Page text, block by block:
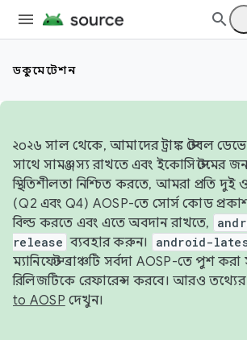
ডকুমেন্টেশন
২০২৬ সাল থেকে, আমাদের ট্রাঙ্ক স্টেবল
সাথে সামঞ্জস্য রাখতে এবং ইকোসিস্টেমের
স্থিতিশীলতা নিশ্চিত করতে, আমরা প্রতি দুই ও
(Q2 এবং Q4) AOSP-তে সোর্স কোড
বিল্ড করতে এবং এতে অবদান রাখতে,
release ব্যবহার করুন। android-
ম্যানিফেস্ট ব্রাঞ্চটি সর্বদা AOSP-তে পুশ করা
রিলিজটিকে রেফারেন্স করবে। আরও
to AOSP দেখুন।